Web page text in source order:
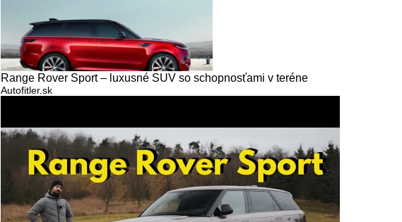
Range Rover Sport – luxusné SUV so schopnosťami v teréne
Autofitler.sk